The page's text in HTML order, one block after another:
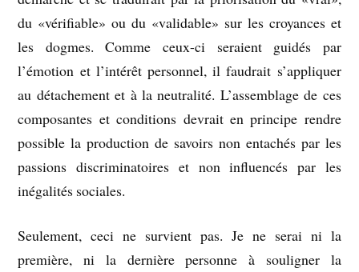
du «vérifiable» ou du «validable» sur les croyances et
les dogmes. Comme ceux-ci seraient guidés par
l’émotion et l’intérêt personnel, il faudrait s’appliquer
au détachement et à la neutralité. L’assemblage de ces
composantes et conditions devrait en principe rendre
possible la production de savoirs non entachés par les
passions discriminatoires et non influencés par les
inégalités sociales.
Seulement, ceci ne survient pas. Je ne serai ni la
première, ni la dernière personne à souligner la